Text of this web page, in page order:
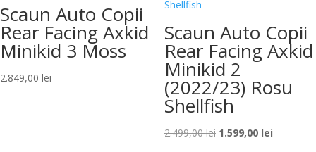
Scaun Auto Copii
Rear Facing Axkid
Minikid 3 Moss
2.849,00 lei
Scaun Auto Copii
Rear Facing Axkid
Minikid 2
(2022/23) Rosu
Shellfish
2.499,00lei Prețul
1.599,00 leiPrețul